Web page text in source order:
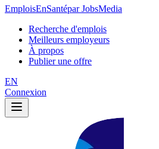
EmploisEnSantépar JobsMedia
Recherche d'emplois
Meilleurs employeurs
À propos
Publier une offre
EN
Connexion